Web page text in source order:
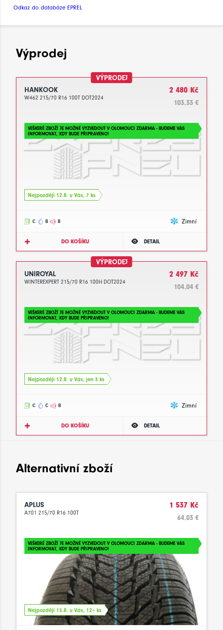
Odkaz do databáze EPREL
Výprodej
VÝPRODEJ
HANKOOK
W462 215/70 R16 100T DOT2024
2 480 Kč
103.33 €
VEŠKERÉ ZBOŽÍ JE MOŽNÉ VYZVEDOUT V OLOMOUCI ZDARMA - BUDEME VÁS
INFORMOVAT, KDY BUDE PŘIPRAVENO!
Nejpozději 12.8. u Vás, 7 ks
C B B Zimní
DO KOŠÍKU DETAIL
VÝPRODEJ
UNIROYAL
WINTEREXPERT 215/70 R16 100H DOT2024
2 497 Kč
104.04 €
VEŠKERÉ ZBOŽÍ JE MOŽNÉ VYZVEDOUT V OLOMOUCI ZDARMA - BUDEME VÁS
INFORMOVAT, KDY BUDE PŘIPRAVENO!
Nejpozději 12.8. u Vás, jen 3 ks
C C B Zimní
DO KOŠÍKU DETAIL
Alternativní zboží
APLUS
A701 215/70 R16 100T
1 537 Kč
64.03 €
VEŠKERÉ ZBOŽÍ JE MOŽNÉ VYZVEDOUT V OLOMOUCI ZDARMA - BUDEME VÁS
INFORMOVAT, KDY BUDE PŘIPRAVENO!
Nejpozději 13.8. u Vás, 12+ ks